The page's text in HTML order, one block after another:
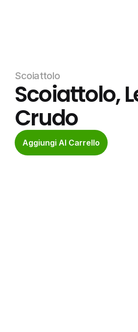
Scoiattolo
Scoiattolo,
Crudo
Aggiungi Al Carrello